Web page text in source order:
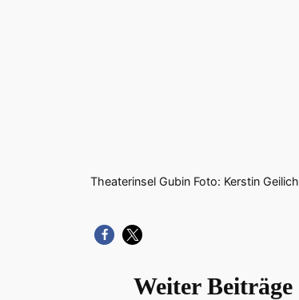
Theaterinsel Gubin Foto: Kerstin Geilich
Weiter Beiträge